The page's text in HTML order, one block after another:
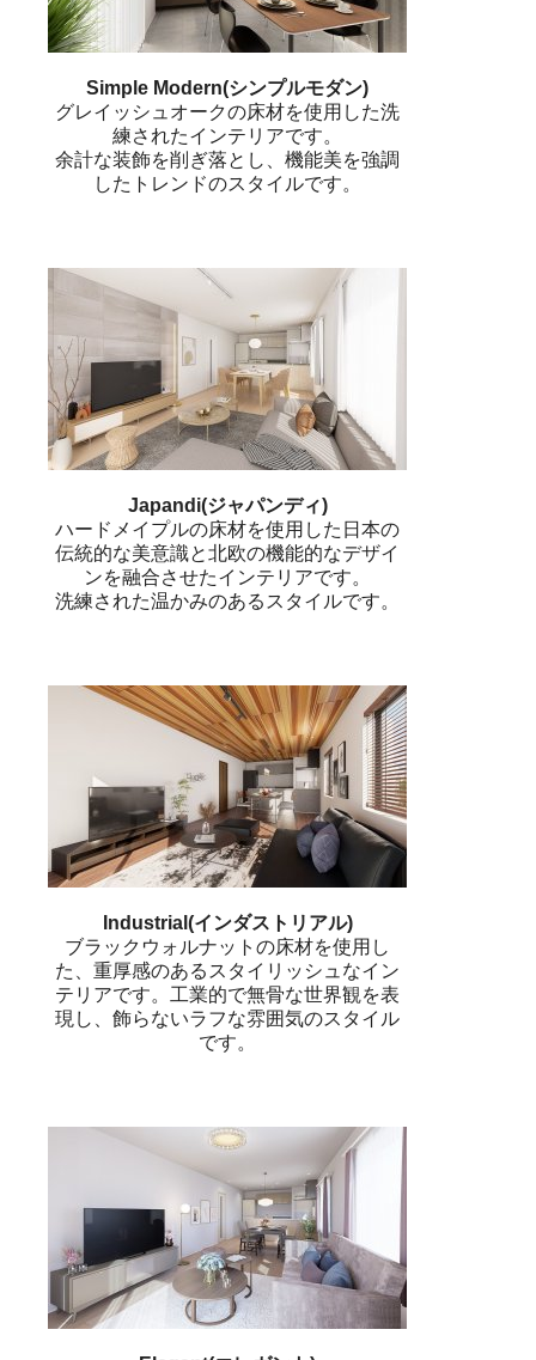
Simple Modern(シンプルモダン)
グレイッシュオークの床材を使用した洗
練されたインテリアです。
余計な装飾を削ぎ落とし、機能美を強調
したトレンドのスタイルです。
Japandi(ジャパンディ)
ハードメイプルの床材を使用した日本の
伝統的な美意識と北欧の機能的なデザイ
ンを融合させたインテリアです。
洗練された温かみのあるスタイルです。
Industrial(インダストリアル)
ブラックウォルナットの床材を使用し
た、重厚感のあるスタイリッシュなイン
テリアです。工業的で無骨な世界観を表
現し、飾らないラフな雰囲気のスタイル
です。